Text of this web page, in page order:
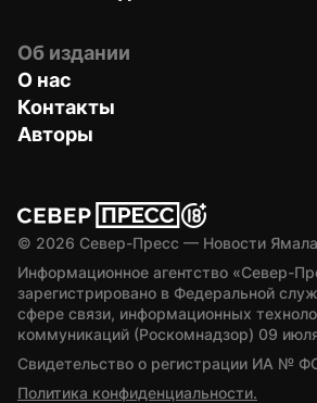
Об издании
О нас
Контакты
Авторы
© 2026 Север-Пресс — Новости
Информационное агентство «Север-
зарегистрировано в Федеральной
сфере связи, информационных
коммуникаций (Роскомнадзор) 09
Свидетельство о регистрации ИА №
Политика конфиденциальности.